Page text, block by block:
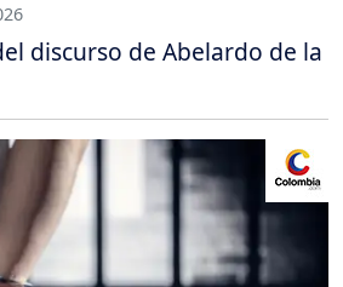
discurso de Abelardo de la